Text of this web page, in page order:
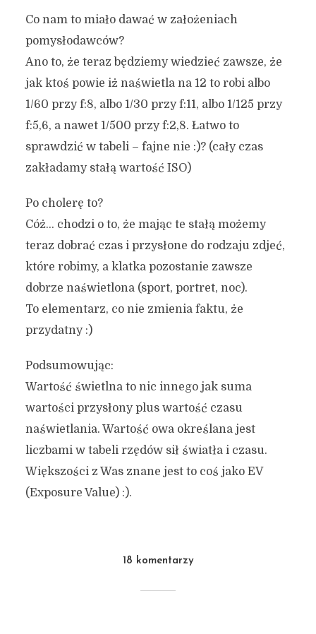
Co nam to miało dawać w założeniach
pomysłodawców?
Ano to, że teraz będziemy wiedzieć zawsze, że
jak ktoś powie iż naświetla na 12 to robi albo
1/60 przy f:8, albo 1/30 przy f:11, albo 1/125 przy
f:5,6, a nawet 1/500 przy f:2,8. Łatwo to
sprawdzić w tabeli – fajne nie :)? (cały czas
zakładamy stałą wartość ISO)
Po cholerę to?
Cóż… chodzi o to, że mając te stałą możemy
teraz dobrać czas i przysłone do rodzaju zdjeć,
które robimy, a klatka pozostanie zawsze
dobrze naświetlona (sport, portret, noc).
To elementarz, co nie zmienia faktu, że
przydatny :)
Podsumowując:
Wartość świetlna to nic innego jak suma
wartości przysłony plus wartość czasu
naświetlania. Wartość owa określana jest
liczbami w tabeli rzędów sił światła i czasu.
Większości z Was znane jest to coś jako EV
(Exposure Value) :).
18 komentarzy